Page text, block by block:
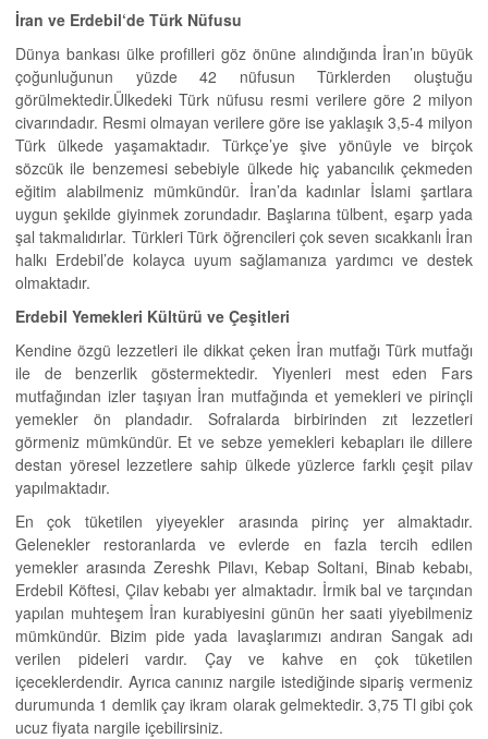
İran ve Erdebil‘de Türk Nüfusu
Dünya bankası ülke profilleri göz önüne alındığında İran’ın büyük
çoğunluğunun yüzde 42 nüfusun Türklerden oluştuğu
görülmektedir.Ülkedeki Türk nüfusu resmi verilere göre 2 milyon
civarındadır. Resmi olmayan verilere göre ise yaklaşık 3,5-4 milyon
Türk ülkede yaşamaktadır. Türkçe’ye şive yönüyle ve birçok
sözcük ile benzemesi sebebiyle ülkede hiç yabancılık çekmeden
eğitim alabilmeniz mümkündür. İran’da kadınlar İslami şartlara
uygun şekilde giyinmek zorundadır. Başlarına tülbent, eşarp yada
şal takmalıdırlar. Türkleri Türk öğrencileri çok seven sıcakkanlı İran
halkı Erdebil’de kolayca uyum sağlamanıza yardımcı ve destek
olmaktadır.
Erdebil Yemekleri Kültürü ve Çeşitleri
Kendine özgü lezzetleri ile dikkat çeken İran mutfağı Türk mutfağı
ile de benzerlik göstermektedir. Yiyenleri mest eden Fars
mutfağından izler taşıyan İran mutfağında et yemekleri ve pirinçli
yemekler ön plandadır. Sofralarda birbirinden zıt lezzetleri
görmeniz mümkündür. Et ve sebze yemekleri kebapları ile dillere
destan yöresel lezzetlere sahip ülkede yüzlerce farklı çeşit pilav
yapılmaktadır.
En çok tüketilen yiyeyekler arasında pirinç yer almaktadır.
Gelenekler restoranlarda ve evlerde en fazla tercih edilen
yemekler arasında Zereshk Pilavı, Kebap Soltani, Binab kebabı,
Erdebil Köftesi, Çilav kebabı yer almaktadır. İrmik bal ve tarçından
yapılan muhteşem İran kurabiyesini günün her saati yiyebilmeniz
mümkündür. Bizim pide yada lavaşlarımızı andıran Sangak adı
verilen pideleri vardır. Çay ve kahve en çok tüketilen
içeceklerdendir. Ayrıca canınız nargile istediğinde sipariş vermeniz
durumunda 1 demlik çay ikram olarak gelmektedir. 3,75 Tl gibi çok
ucuz fiyata nargile içebilirsiniz.